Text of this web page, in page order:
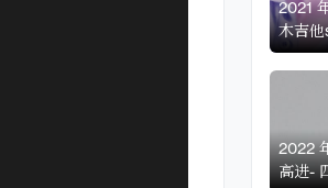
2021
木吉他
zard
2022
高进-